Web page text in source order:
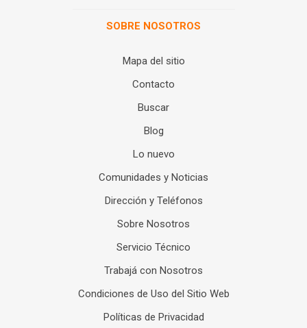
SOBRE NOSOTROS
Mapa del sitio
Contacto
Buscar
Blog
Lo nuevo
Comunidades y Noticias
Dirección y Teléfonos
Sobre Nosotros
Servicio Técnico
Trabajá con Nosotros
Condiciones de Uso del Sitio Web
Políticas de Privacidad